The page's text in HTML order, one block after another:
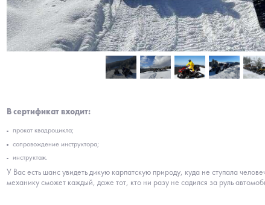
В сертификат входит:
прокат квадроцикла;
сопровождение инструктора;
инструктаж.
У Вас есть шанс увидеть дикую карпатскую природу, куда не ступала
механику сможет каждый, даже тот, кто ни разу не садился за руль